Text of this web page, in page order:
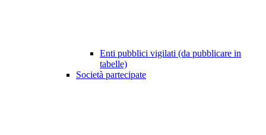
Enti pubblici vigilati (da pubblicare in
tabelle)
Società partecipate